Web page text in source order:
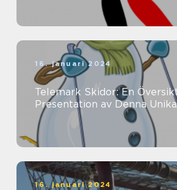
16. januari 2024
Telemark Skidor: En
Presentation av Denna
16. januari 2024